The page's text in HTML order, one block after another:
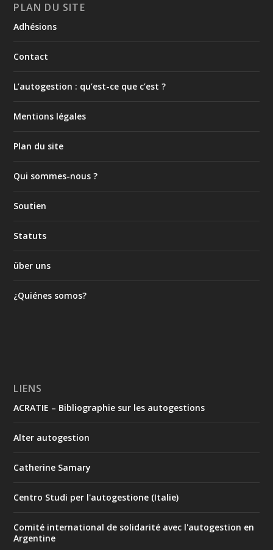
PLAN DU SITE
Adhésions
Contact
L’autogestion : qu’est-ce que c’est ?
Mentions légales
Plan du site
Qui sommes-nous ?
Soutien
Statuts
über uns
¿Quiénes somos?
LIENS
ACRATIE – Bibliographie sur les autogestions
Alter autogestion
Catherine Samary
Centro Studi per l'autogestione (Italie)
Comité international de solidarité avec l'autogestion en
Argentine